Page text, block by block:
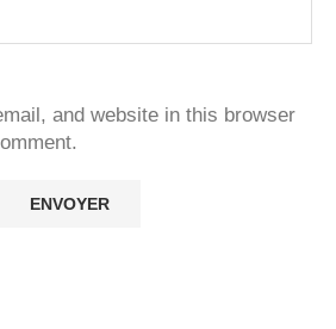
and website in this browser